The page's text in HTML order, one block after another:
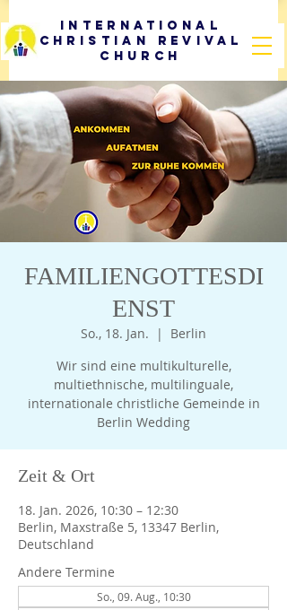
International
Christian Revival
Church
FAMILIENGOTTESDI
ENST
So., 18. Jan.
  |
Berlin
Wir sind eine multikulturelle,
multiethnische, multilinguale,
internationale christliche Gemeinde in
Berlin Wedding
Zeit & Ort
18. Jan. 2026, 10:30 – 12:30
Berlin, Maxstraße 5, 13347 Berlin,
Deutschland
Andere Termine
So., 09. Aug., 10:30